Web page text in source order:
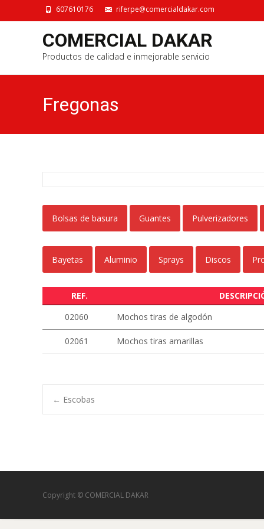
607610176 riferpe@comercialdakar.com
COMERCIAL DAKAR
Productos de calidad e inmejorable servicio
Fregonas
Bolsas de basura Guantes Pulverizadores
Bayetas Aluminio Sprays Discos
REF.
02060
Mochos tiras de algodón
02061 Mochos tiras amarillas
Navegación
entradas
← Escobas
Copyright © COMERCIAL DAKAR